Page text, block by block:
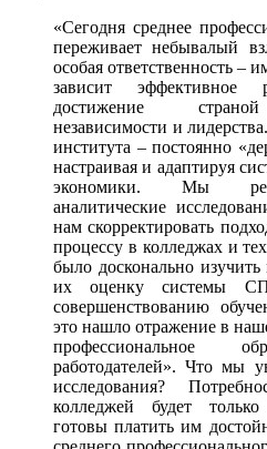
«Сегодня среднее
переживает небывалый
особая ответственность –
зависит эффективное
достижение
независимости и
института – постоянно
настраивая и адаптируя
экономики. Мы
аналитические
нам скорректировать
процессу в колледжах и
было досконально изучить
их оценку системы
совершенствованию
это нашло отражение в
профессиональное
работодателей». Что мы
исследования?
колледжей будет
готовы платить им